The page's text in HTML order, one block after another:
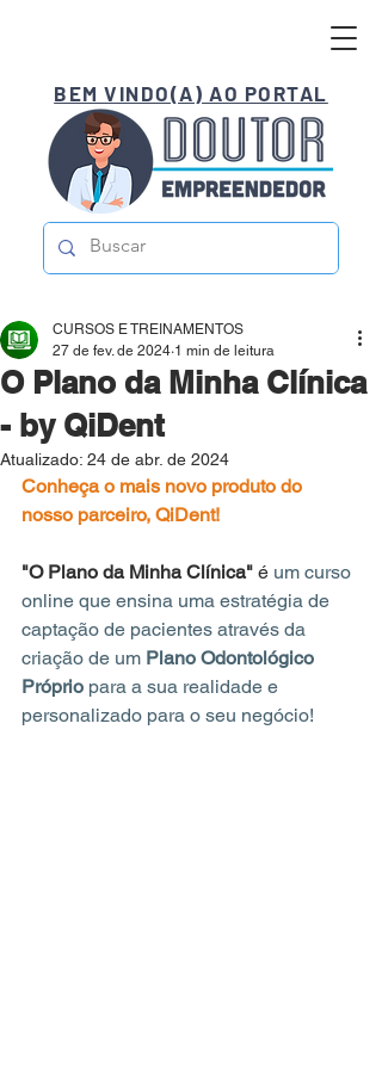
BEM VINDO(A) AO PORTAL
O Plano da Minha Clínica
- by QiDent
CURSOS E TREINAMENTOS
27 de fev. de 2024 1 min de leitura
Atualizado: 24 de abr. de 2024
Conheça o mais novo produto do
nosso parceiro, QiDent!
"O Plano da Minha Clínica" é um curso
online que ensina uma estratégia de
captação de pacientes através da
criação de um Plano Odontológico
Próprio para a sua realidade e
personalizado para o seu negócio!